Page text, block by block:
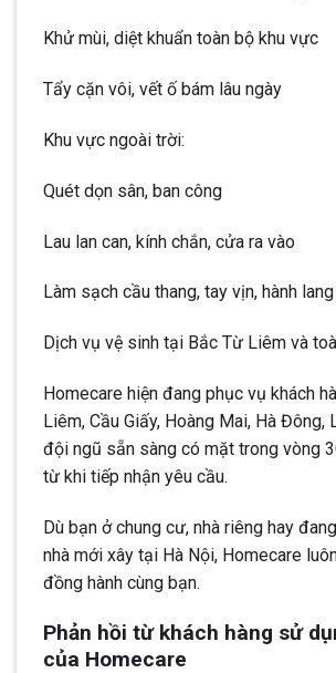
Khử mùi, diệt khuẩn toàn bộ khu vực
Tẩy cặn vôi, vết ố bám lâu ngày
Khu vực ngoài trời:
Quét dọn sân, ban công
Lau lan can, kính chắn, cửa ra vào
Làm sạch cầu thang, tay vịn, hành lang
Dịch vụ vệ sinh tại Bắc Từ Liêm và
Homecare hiện đang phục vụ khách
Liêm, Cầu Giấy, Hoàng Mai, Hà Đông,
đội ngũ sẵn sàng có mặt trong vòng
từ khi tiếp nhận yêu cầu.
Dù bạn ở chung cư, nhà riêng hay
nhà mới xây tại Hà Nội, Homecare
đồng hành cùng bạn.
Phản hồi từ khách hàng sử
của Homecare